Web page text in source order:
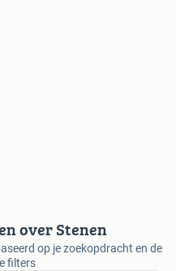
over Stenen
op je zoekopdracht en de
filters